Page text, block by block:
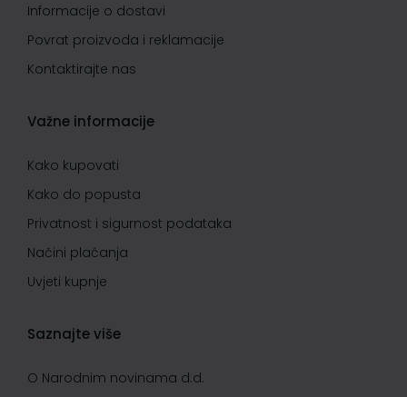
Informacije o dostavi
Povrat proizvoda i reklamacije
Kontaktirajte nas
Važne informacije
Kako kupovati
Kako do popusta
Privatnost i sigurnost podataka
Načini plaćanja
Uvjeti kupnje
Saznajte više
O Narodnim novinama d.d.